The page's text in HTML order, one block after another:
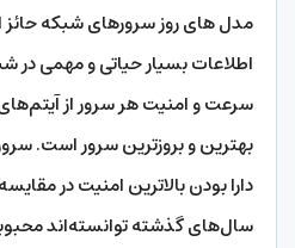
مدل‌ های روز سرورهای شبکه
اطلاعات بسیار حیاتی و مهمی در
سرعت و امنیت هر سرور از
بهترین و بروزترین سرور است.
دارا بودن بالاترین امنیت در
سال‌های گذشته توانسته‌اند